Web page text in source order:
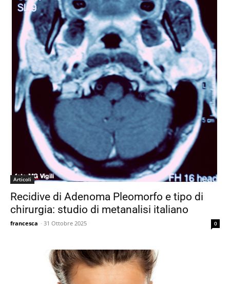
Articoli
Recidive di Adenoma Pleomorfo e tipo di
chirurgia: studio di metanalisi italiano
francesca - 31 Ottobre 2025 0